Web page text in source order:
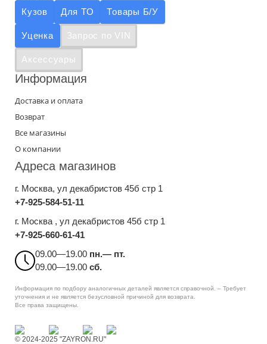
Кузов Для ТО Товары Б/У
Уценка Запрос по VIN
Аксессуары
Информация
Доставка и оплата
Возврат
Все магазины
О компании
Адреса магазинов
г. Москва, ул декабристов 45б стр 1
+7-925-584-51-11
г. Москва , ул декабристов 45б стр 1
+7-925-660-61-41
09.00—19.00 пн.— пт.
09.00—19.00 сб.
Информация по подбору аналогичных деталей является справочной. – Требует
уточнения и не является безусловной причиной для возврата.
Все права защищены.
© 2024-2025 "ZAYRON.RU"